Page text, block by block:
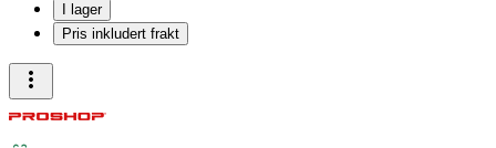
I lager
Pris inkludert frakt